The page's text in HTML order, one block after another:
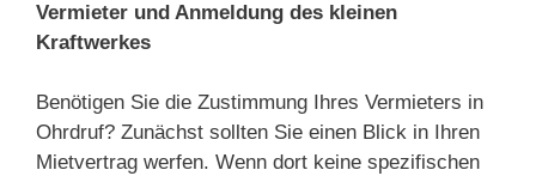
Vermieter und Anmeldung des kleinen
Kraftwerkes
Benötigen Sie die Zustimmung Ihres Vermieters in
Ohrdruf? Zunächst sollten Sie einen Blick in Ihren
Mietvertrag werfen. Wenn dort keine spezifischen